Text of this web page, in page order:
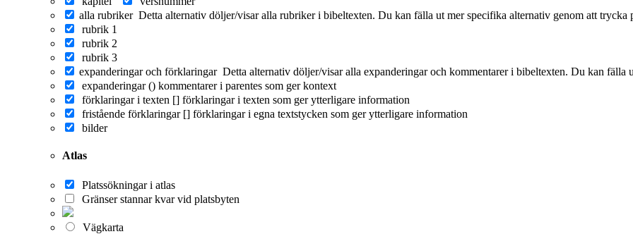
alla rubriker Detta alternativ döljer/visar alla rubriker i bibeltexten. Du kan fälla ut mer specifika alternativ genom att trycka
rubrik 1
rubrik 2
rubrik 3
expanderingar och förklaringar Detta alternativ döljer/visar alla expanderingar och kommentarer i bibeltexten. Du kan fälla
expanderingar () kommentarer i parentes som ger kontext
förklaringar i texten [] förklaringar i texten som ger ytterligare information
fristående förklaringar [] förklaringar i egna textstycken som ger ytterligare information
bilder
Atlas
Platssökningar i atlas
Gränser stannar kvar vid platsbyten
Vägkarta